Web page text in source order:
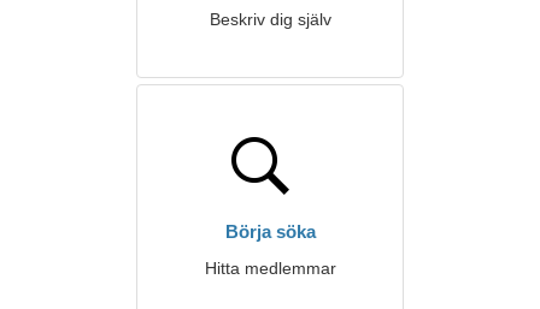
Beskriv dig själv
Börja söka
Hitta medlemmar